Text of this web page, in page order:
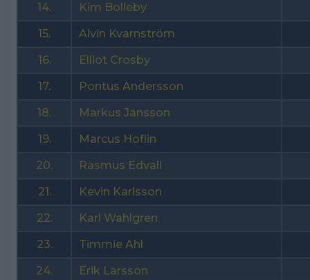
14.
Kim Bolleby
15.
Alvin Kvarnström
16.
Elliot Crosby
17.
Pontus Andersson
18.
Markus Jansson
19.
Marcus Hoflin
20.
Rasmus Edvall
21.
Kevin Karlsson
22.
Karl Wahlgren
23.
Timmie Ahl
24.
Erik Larsson